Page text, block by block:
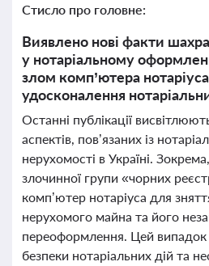
Стисло про головне:
Виявлено нові факти
у нотаріальному
злом комп’ютера
удосконалення
Останні публікації
аспектів, пов’язаних із
нерухомості в Україні.
злочинної групи «чорних
комп’ютер нотаріуса для
нерухомого майна та його
переоформлення. Цей випадок
безпеки нотаріальних дій та